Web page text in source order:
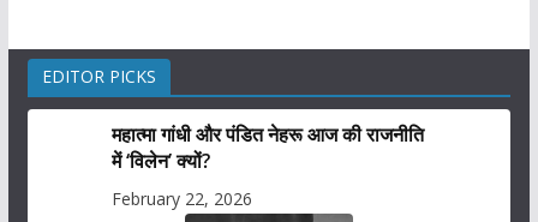
EDITOR PICKS
महात्मा गांधी और पंडित नेहरू आज की राजनीति
में ‘विलेन’ क्यों?
February 22, 2026